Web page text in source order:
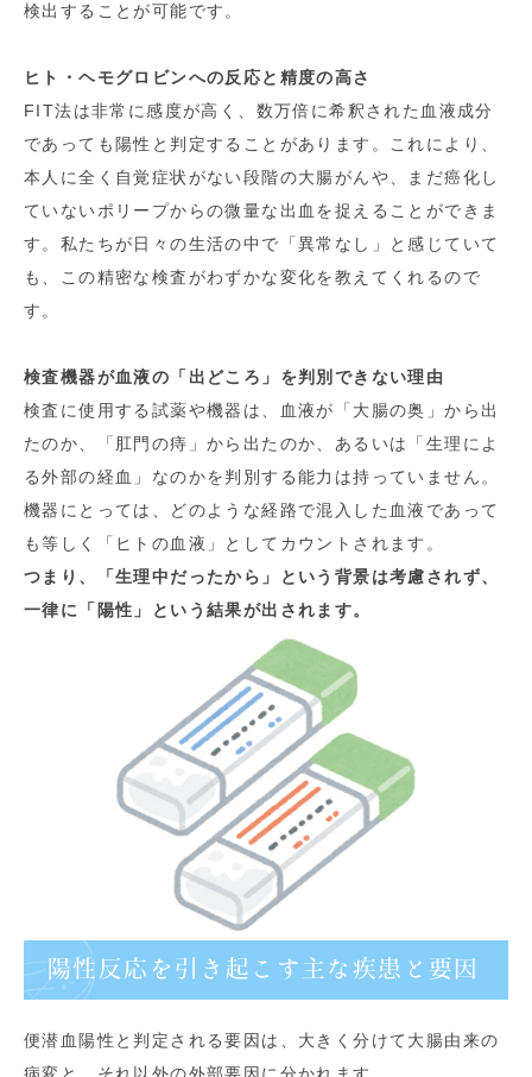
検出することが可能です。
ヒト・ヘモグロビンへの反応と精度の高さ
FIT法は非常に感度が高く、数万倍に希釈された血液成分
であっても陽性と判定することがあります。これにより、
本人に全く自覚症状がない段階の大腸がんや、まだ癌化し
ていないポリープからの微量な出血を捉えることができま
す。私たちが日々の生活の中で「異常なし」と感じていて
も、この精密な検査がわずかな変化を教えてくれるので
す。
検査機器が血液の「出どころ」を判別できない理由
検査に使用する試薬や機器は、血液が「大腸の奥」から出
たのか、「肛門の痔」から出たのか、あるいは「生理によ
る外部の経血」なのかを判別する能力は持っていません。
機器にとっては、どのような経路で混入した血液であって
も等しく「ヒトの血液」としてカウントされます。
つまり、「生理中だったから」という背景は考慮されず、
一律に「陽性」という結果が出されます。
陽性反応を引き起こす主な疾患と要因
便潜血陽性と判定される要因は、大きく分けて大腸由来の